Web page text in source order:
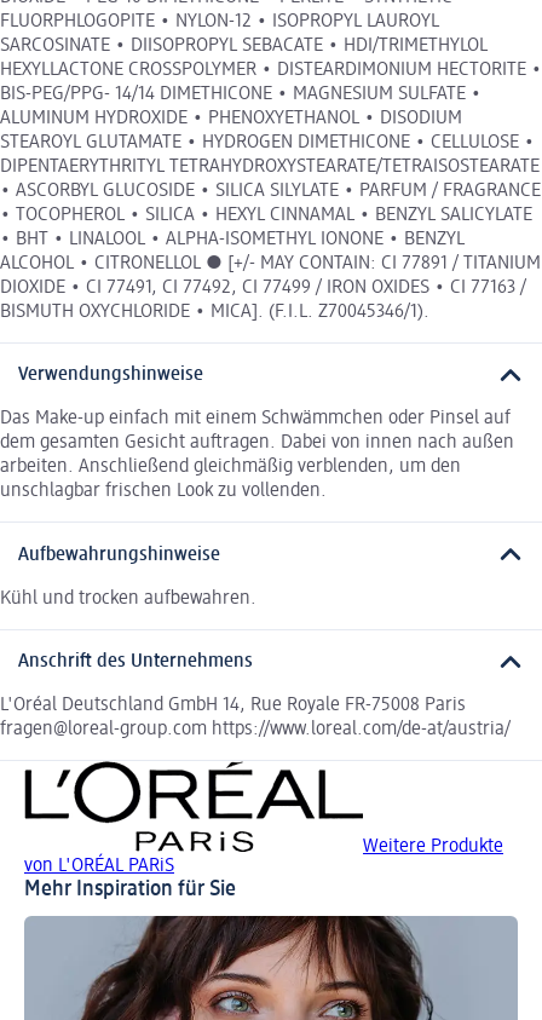
FLUORPHLOGOPITE • NYLON-12 • ISOPROPYL LAUROYL
SARCOSINATE • DIISOPROPYL SEBACATE • HDI/TRIMETHYLOL
HEXYLLACTONE CROSSPOLYMER • DISTEARDIMONIUM HECTORITE •
BIS-PEG/PPG- 14/14 DIMETHICONE • MAGNESIUM SULFATE •
ALUMINUM HYDROXIDE • PHENOXYETHANOL • DISODIUM
STEAROYL GLUTAMATE • HYDROGEN DIMETHICONE • CELLULOSE •
DIPENTAERYTHRITYL TETRAHYDROXYSTEARATE/TETRAISOSTEARATE
• ASCORBYL GLUCOSIDE • SILICA SILYLATE • PARFUM / FRAGRANCE
• TOCOPHEROL • SILICA • HEXYL CINNAMAL • BENZYL SALICYLATE
• BHT • LINALOOL • ALPHA-ISOMETHYL IONONE • BENZYL
ALCOHOL • CITRONELLOL ● [+/- MAY CONTAIN: CI 77891 / TITANIUM
DIOXIDE • CI 77491, CI 77492, CI 77499 / IRON OXIDES • CI 77163 /
BISMUTH OXYCHLORIDE • MICA]. (F.I.L. Z70045346/1).
Verwendungshinweise
Das Make-up einfach mit einem Schwämmchen oder Pinsel auf
dem gesamten Gesicht auftragen. Dabei von innen nach außen
arbeiten. Anschließend gleichmäßig verblenden, um den
unschlagbar frischen Look zu vollenden.
Aufbewahrungshinweise
Kühl und trocken aufbewahren.
Anschrift des Unternehmens
L'Oréal Deutschland GmbH 14, Rue Royale FR-75008 Paris
fragen@loreal-group.com https://www.loreal.com/de-at/austria/
Weitere Produkte
von L'ORÉAL PARiS
Mehr Inspiration für Sie